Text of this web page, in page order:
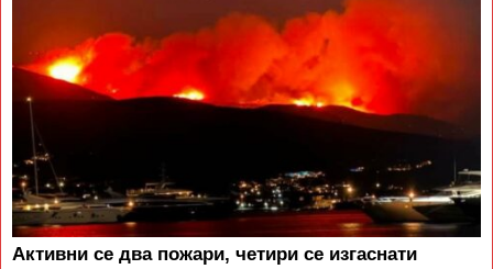
Aктивни се два пожари, четири се изгаснати